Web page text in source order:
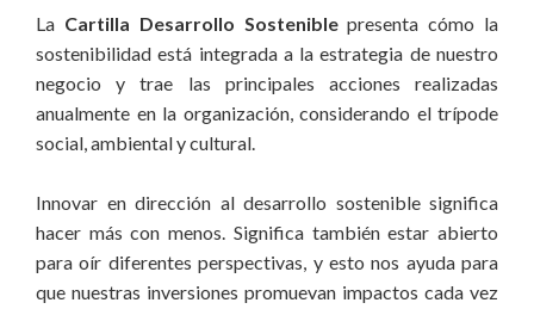
La Cartilla Desarrollo Sosteniblepresenta cómo la
sostenibilidad está integrada a la estrategia de nuestro
negocio y trae las principales acciones realizadas
anualmente en la organización, considerando el trípode
social, ambiental y cultural.
Innovar en dirección al desarrollo sostenible significa
hacer más con menos. Significa también estar abierto
para oír diferentes perspectivas, y esto nos ayuda para
que nuestras inversiones promuevan impactos cada vez